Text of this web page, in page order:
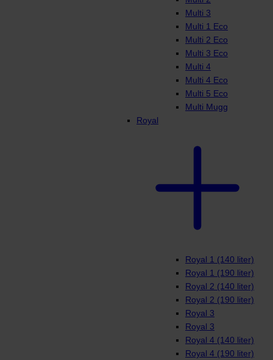
Multi 3
Multi 1 Eco
Multi 2 Eco
Multi 3 Eco
Multi 4
Multi 4 Eco
Multi 5 Eco
Multi Mugg
Royal
Royal 1 (140 liter)
Royal 1 (190 liter)
Royal 2 (140 liter)
Royal 2 (190 liter)
Royal 3
Royal 3
Royal 4 (140 liter)
Royal 4 (190 liter)